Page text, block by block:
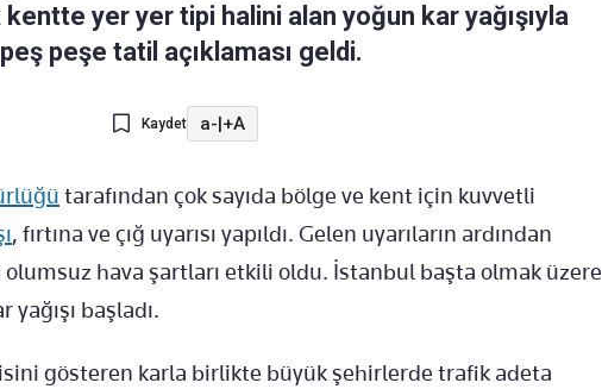
yer yer tipi halini alan yoğun kar yağışıyla
peşe tatil açıklaması geldi.
Kaydet a-|+A
tarafından çok sayıda bölge ve kent için kuvvetli
, fırtına ve çığ uyarısı yapıldı. Gelen uyarıların ardından
hava şartları etkili oldu. İstanbul başta olmak üzere
yağışı başladı.
gösteren karla birlikte büyük şehirlerde trafik adeta